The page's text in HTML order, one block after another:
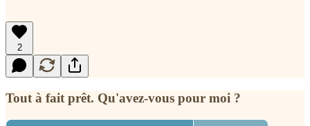
2
Tout à fait prêt. Qu'avez-vous pour moi ?